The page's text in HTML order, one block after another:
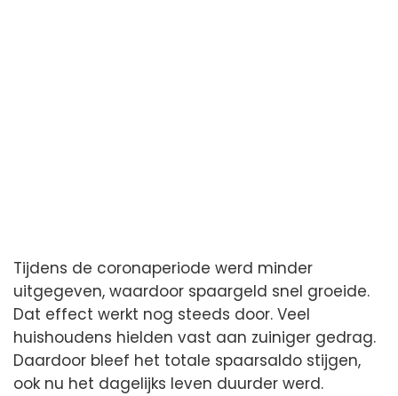
Tijdens de coronaperiode werd minder
uitgegeven, waardoor spaargeld snel groeide.
Dat effect werkt nog steeds door. Veel
huishoudens hielden vast aan zuiniger gedrag.
Daardoor bleef het totale spaarsaldo stijgen,
ook nu het dagelijks leven duurder werd.